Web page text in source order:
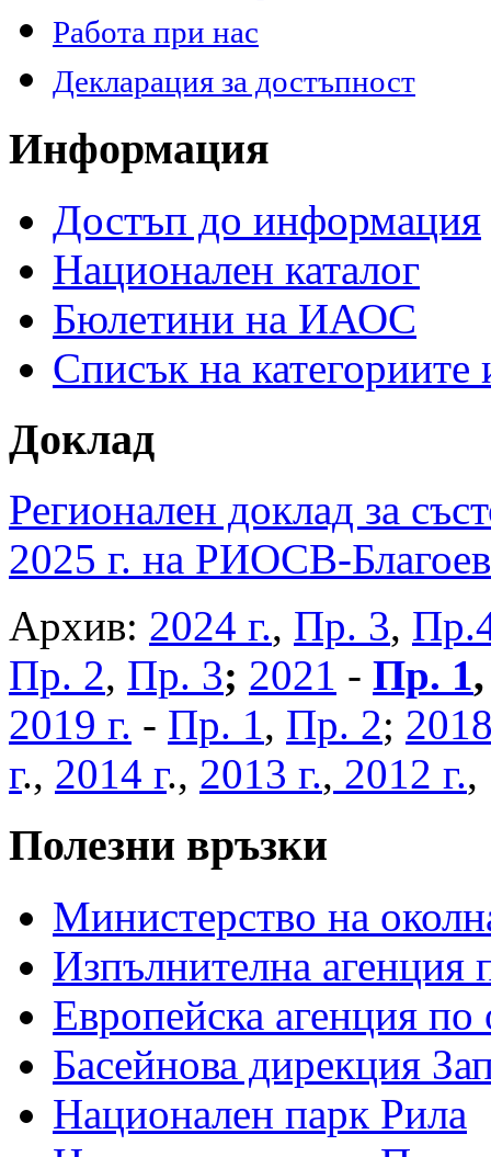
Работа при нас
Декларация за достъпност
Информация
Достъп до информация
Национален каталог
Бюлетини на ИАОС
Списък на
Доклад
Регионален доклад за
2025 г. на РИОСВ-
Архив: 2024 г., Пр. 3,
Пр. 2, Пр. 3; 2021 - Пр. 1
2019 г. - Пр. 1, Пр. 2;
г., 2014 г., 2013 г., 2012 г.
Полезни връзки
Министерство на
Изпълнителна агенция
Европейска агенция по
Басейнова дирекция
Национален парк Рила